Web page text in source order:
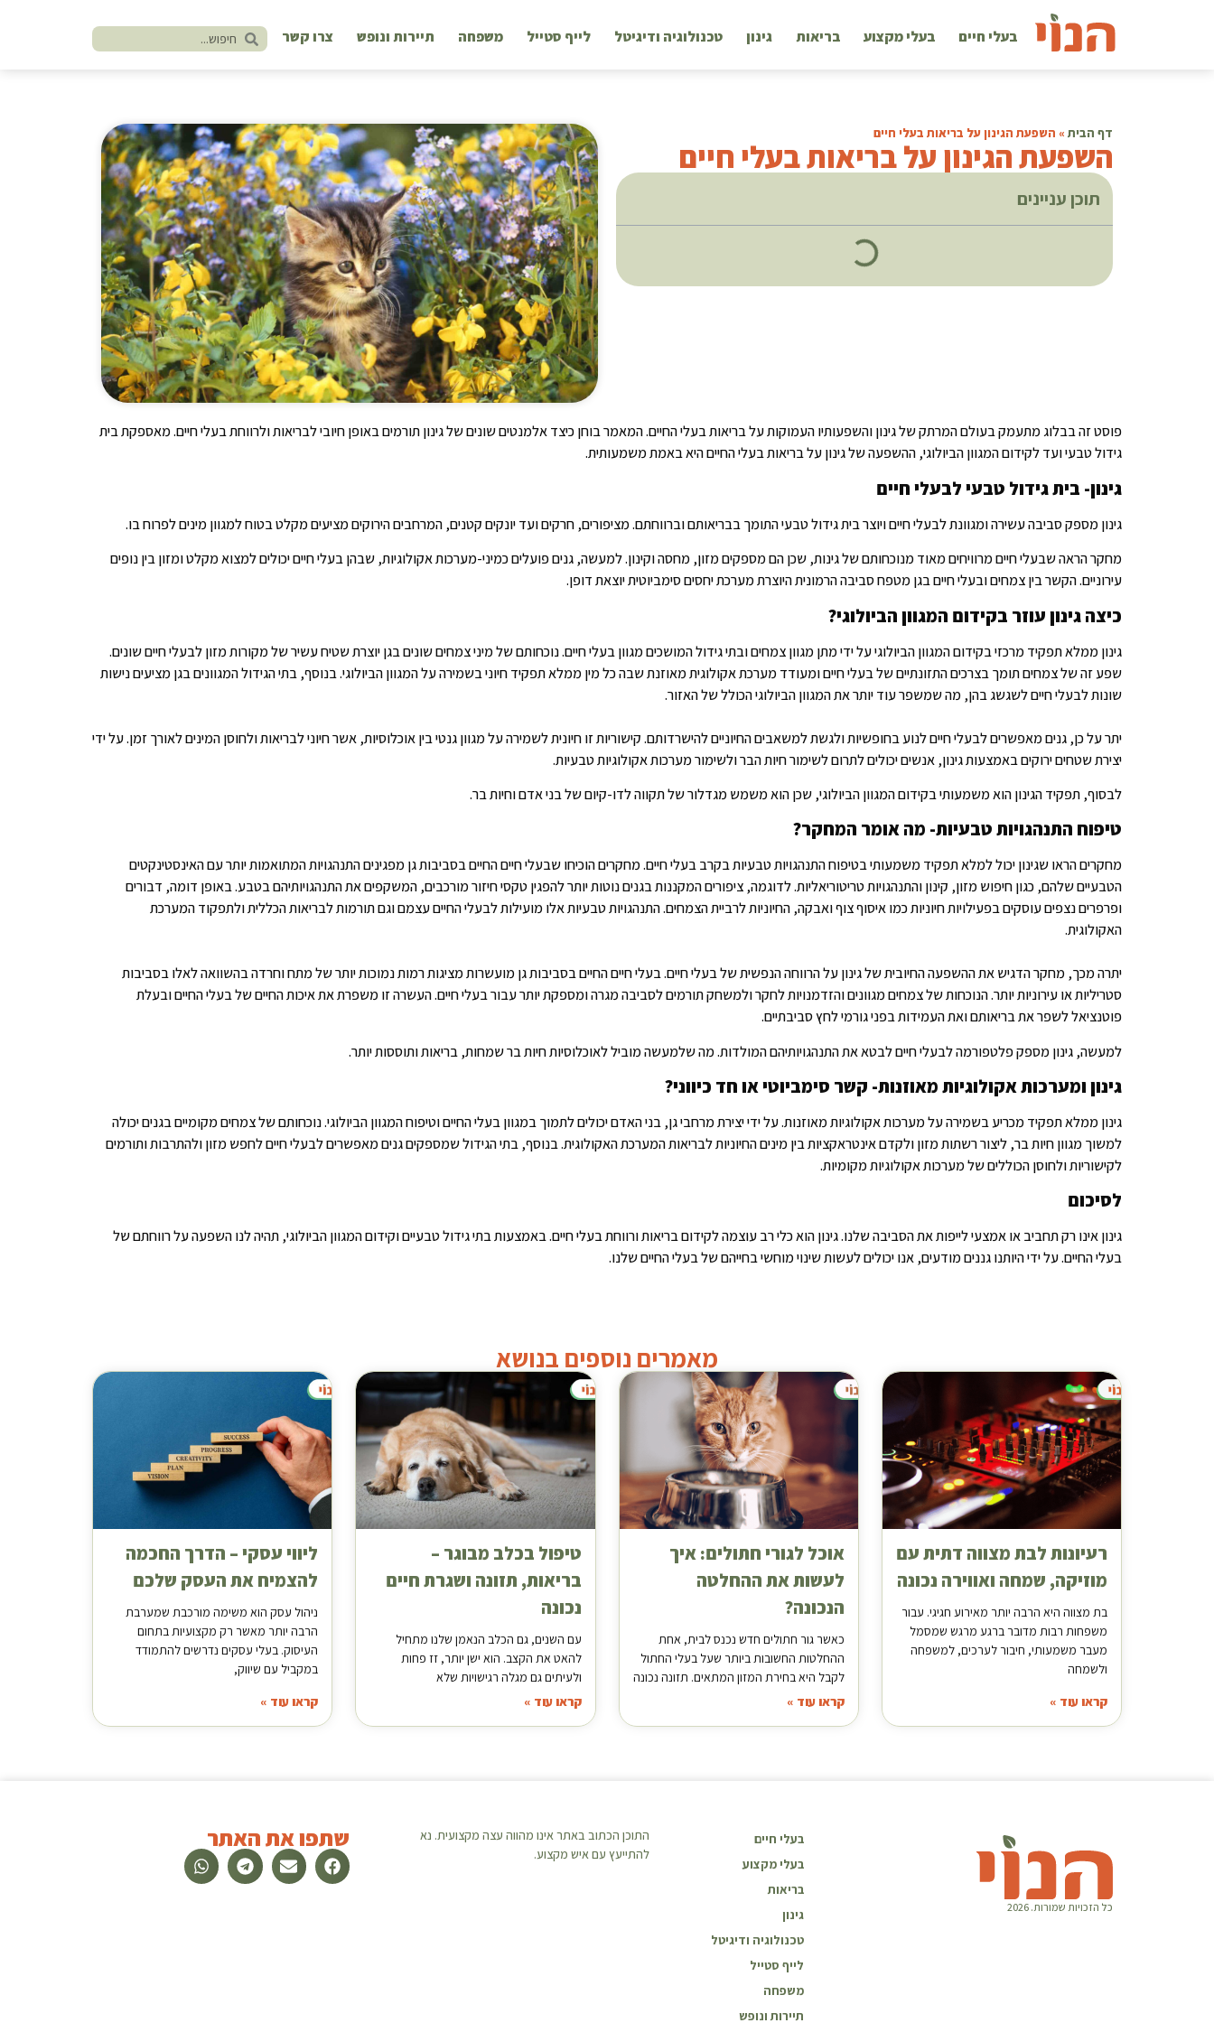
בעלי חיים בעלי מקצוע בריאות גינון טכנולוגיה ודיגיטל לייף סטייל משפחה תיירות ונופש צרו קשר
דף הבית » השפעת הגינון על בריאות בעלי חיים
השפעת הגינון על בריאות בעלי חיים
תוכן עניינים
פוסט זה בבלוג מתעמק בעולם המרתק של גינון והשפעותיו העמוקות על בריאות בעלי החיים. המאמר בוחן כיצד אלמנטים שונים של גינון תורמים באופן חיובי לבריאות ולרווחת בעלי חיים. מאספקת בית
גידול טבעי ועד לקידום המגוון הביולוגי, ההשפעה של גינון על בריאות בעלי החיים היא באמת משמעותית.
גינון- בית גידול טבעי לבעלי חיים
גינון מספק סביבה עשירה ומגוונת לבעלי חיים ויוצר בית גידול טבעי התומך בבריאותם וברווחתם. מציפורים, חרקים ועד יונקים קטנים, המרחבים הירוקים מציעים מקלט בטוח למגוון מינים לפרוח בו.
מחקר הראה שבעלי חיים מרוויחים מאוד מנוכחותם של גינות, שכן הם מספקים מזון, מחסה וקינון. למעשה, גנים פועלים כמיני-מערכות אקולוגיות, שבהן בעלי חיים יכולים למצוא מקלט ומזון בין נופים
עירוניים. הקשר בין צמחים ובעלי חיים בגן מטפח סביבה הרמונית היוצרת מערכת יחסים סימביוטית יוצאת דופן.
כיצה גינון עוזר בקידום המגוון הביולוגי?
גינון ממלא תפקיד מרכזי בקידום המגוון הביולוגי על ידי מתן מגוון צמחים ובתי גידול המושכים מגוון בעלי חיים. נוכחותם של מיני צמחים שונים בגן יוצרת שטיח עשיר של מקורות מזון לבעלי חיים שונים.
שפע זה של צמחים תומך בצרכים התזונתיים של בעלי חיים ומעודד מערכת אקולוגית מאוזנת שבה כל מין ממלא תפקיד חיוני בשמירה על המגוון הביולוגי. בנוסף, בתי הגידול המגוונים בגן מציעים נישות
שונות לבעלי חיים לשגשג בהן, מה שמשפר עוד יותר את המגוון הביולוגי הכולל של האזור.
יתר על כן, גנים מאפשרים לבעלי חיים לנוע בחופשיות ולגשת למשאבים החיוניים להישרדותם. קישוריות זו חיונית לשמירה על מגוון גנטי בין אוכלוסיות, אשר חיוני לבריאות ולחוסן המינים לאורך זמן. על ידי
יצירת שטחים ירוקים באמצעות גינון, אנשים יכולים לתרום לשימור חיות הבר ולשימור מערכות אקולוגיות טבעיות.
לבסוף, תפקיד הגינון הוא משמעותי בקידום המגוון הביולוגי, שכן הוא משמש מגדלור של תקווה לדו-קיום של בני אדם וחיות בר.
טיפוח התנהגויות טבעיות- מה אומר המחקר?
מחקרים הראו שגינון יכול למלא תפקיד משמעותי בטיפוח התנהגויות טבעיות בקרב בעלי חיים. מחקרים הוכיחו שבעלי חיים החיים בסביבות גן מפגינים התנהגויות המתואמות יותר עם האינסטינקטים
הטבעיים שלהם, כגון חיפוש מזון, קינון והתנהגויות טריטוריאליות. לדוגמה, ציפורים המקננות בגנים נוטות יותר להפגין טקסי חיזור מורכבים, המשקפים את התנהגויותיהם בטבע. באופן דומה, דבורים
ופרפרים נצפים עוסקים בפעילויות חיוניות כמו איסוף צוף ואבקה, החיוניות לרביית הצמחים. התנהגויות טבעיות אלו מועילות לבעלי החיים עצמם וגם תורמות לבריאות הכללית ולתפקוד המערכת
האקולוגית.
יתרה מכך, מחקר הדגיש את ההשפעה החיובית של גינון על הרווחה הנפשית של בעלי חיים. בעלי חיים החיים בסביבות גן מועשרות מציגות רמות נמוכות יותר של מתח וחרדה בהשוואה לאלו בסביבות
סטריליות או עירוניות יותר. הנוכחות של צמחים מגוונים והזדמנויות לחקר ולמשחק תורמים לסביבה מגרה ומספקת יותר עבור בעלי חיים. העשרה זו משפרת את איכות החיים של בעלי החיים ובעלת
פוטנציאל לשפר את בריאותם ואת העמידות בפני גורמי לחץ סביבתיים.
למעשה, גינון מספק פלטפורמה לבעלי חיים לבטא את התנהגויותיהם המולדות. מה שלמעשה מוביל לאוכלוסיות חיות בר שמחות, בריאות ותוססות יותר.
גינון ומערכות אקולוגיות מאוזנות- קשר סימביוטי או חד כיווני?
גינון ממלא תפקיד מכריע בשמירה על מערכות אקולוגיות מאוזנות. על ידי יצירת מרחבי גן, בני האדם יכולים לתמוך במגוון בעלי החיים וטיפוח המגוון הביולוגי. נוכחותם של צמחים מקומיים בגנים יכולה
למשוך מגוון חיות בר, ליצור רשתות מזון ולקדם אינטראקציות בין מינים החיוניות לבריאות המערכת האקולוגית. בנוסף, בתי הגידול שמספקים גנים מאפשרים לבעלי חיים לחפש מזון ולהתרבות ותורמים
לקישוריות ולחוסן הכוללים של מערכות אקולוגיות מקומיות.
לסיכום
גינון אינו רק תחביב או אמצעי לייפות את הסביבה שלנו. גינון הוא כלי רב עוצמה לקידום בריאות ורווחת בעלי חיים. באמצעות בתי גידול טבעיים וקידום המגוון הביולוגי, תהיה לנו השפעה על רווחתם של
בעלי החיים. על ידי היותנו גננים מודעים, אנו יכולים לעשות שינוי מוחשי בחייהם של בעלי החיים שלנו.
מאמרים נוספים בנושא
רעיונות לבת מצווה דתית עם
מוזיקה, שמחה ואווירה נכונה
בת מצווה היא הרבה יותר מאירוע חגיגי. עבור
משפחות רבות מדובר ברגע מרגש שמסמל
מעבר משמעותי, חיבור לערכים, למשפחה
ולשמחה
קראו עוד »
אוכל לגורי חתולים: איך
לעשות את ההחלטה
הנכונה?
כאשר גור חתולים חדש נכנס לבית, אחת
ההחלטות החשובות ביותר שעל בעלי החתול
לקבל היא בחירת המזון המתאים. תזונה נכונה
קראו עוד »
טיפול בכלב מבוגר –
בריאות, תזונה ושגרת חיים
נכונה
עם השנים, גם הכלב הנאמן שלנו מתחיל
להאט את הקצב. הוא ישן יותר, זז פחות
ולעיתים גם מגלה רגישויות שלא
קראו עוד »
ליווי עסקי – הדרך החכמה
להצמיח את העסק שלכם
ניהול עסק הוא משימה מורכבת שמערבת
הרבה יותר מאשר רק מקצועיות בתחום
העיסוק. בעלי עסקים נדרשים להתמודד
במקביל עם שיווק,
קראו עוד »
כל הזכויות שמורות. 2026
בעלי חיים
בעלי מקצוע
בריאות
גינון
טכנולוגיה ודיגיטל
לייף סטייל
משפחה
תיירות ונופש
התוכן הכתוב באתר אינו מהווה עצה מקצועית. נא
להתייעץ עם איש מקצוע.
שתפו את האתר